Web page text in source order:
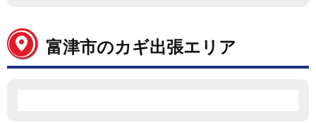
富津市のカギ出張エリア